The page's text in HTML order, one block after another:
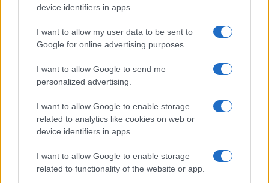
device identifiers in apps.
I want to allow my user data to be sent to
Google for online advertising purposes.
I want to allow Google to send me
personalized advertising.
I want to allow Google to enable storage
related to analytics like cookies on web or
device identifiers in apps.
I want to allow Google to enable storage
related to functionality of the website or app.
Rispondi